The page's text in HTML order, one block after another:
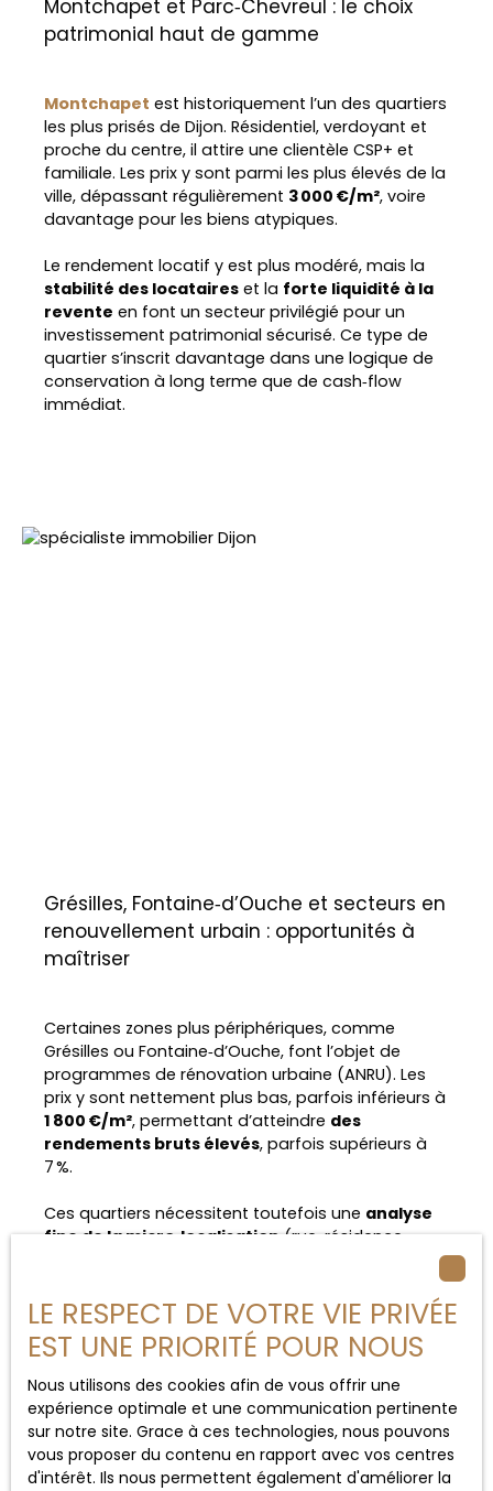
Montchapet et Parc‑Chevreul : le choix
patrimonial haut de gamme
Montchapet est historiquement l’un des quartiers
les plus prisés de Dijon. Résidentiel, verdoyant et
proche du centre, il attire une clientèle CSP+ et
familiale. Les prix y sont parmi les plus élevés de la
ville, dépassant régulièrement 3 000 €/m², voire
davantage pour les biens atypiques.
Le rendement locatif y est plus modéré, mais la
stabilité des locataires et la forte liquidité à la
revente en font un secteur privilégié pour un
investissement patrimonial sécurisé. Ce type de
quartier s’inscrit davantage dans une logique de
conservation à long terme que de cash‑flow
immédiat.
Grésilles, Fontaine‑d’Ouche et secteurs en
renouvellement urbain : opportunités à
maîtriser
Certaines zones plus périphériques, comme
Grésilles ou Fontaine‑d’Ouche, font l’objet de
programmes de rénovation urbaine (ANRU). Les
prix y sont nettement plus bas, parfois inférieurs à
1 800 €/m², permettant d’atteindre des
rendements bruts élevés, parfois supérieurs à
7 %.
Ces quartiers nécessitent toutefois une analyse
fine de la micro‑localisation(rue, résidence,
réelles opportunités pour des investisseurs avertis,
mais ils présentent un niveau de risque plus élevé
que les secteurs centraux.
Investir à Dijon : l’importance de
l’accompagnement local
LE RESPECT DE VOTRE VIE PRIVÉE
EST UNE PRIORITÉ POUR NOUS
Nous utilisons des cookies afin de vous offrir une
expérience optimale et une communication pertinente
sur notre site. Grace à ces technologies, nous pouvons
vous proposer du contenu en rapport avec vos centres
d'intérêt. Ils nous permettent également d'améliorer la